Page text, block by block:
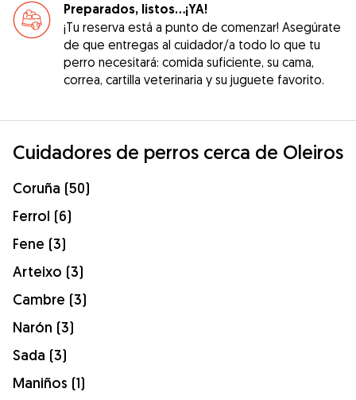
Preparados, listos...¡YA!
¡Tu reserva está a punto de comenzar! Asegúrate
de que entregas al cuidador/a todo lo que tu
perro necesitará: comida suficiente, su cama,
correa, cartilla veterinaria y su juguete favorito.
Cuidadores de perros cerca de Oleiros
Coruña (50)
Ferrol (6)
Fene (3)
Arteixo (3)
Cambre (3)
Narón (3)
Sada (3)
Maniños (1)